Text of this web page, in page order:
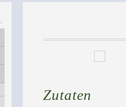
Zutaten